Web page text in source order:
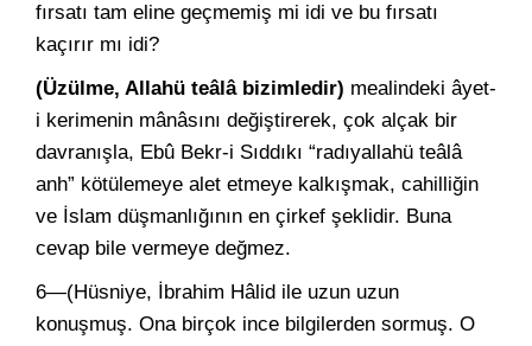
fırsatı tam eline geçmemiş mi idi ve bu fırsatı
kaçırır mı idi?
(Üzülme, Allahü teâlâ bizimledir) mealindeki âyet-
i kerimenin mânâsını değiştirerek, çok alçak bir
davranışla, Ebû Bekr-i Sıddıkı “radıyallahü teâlâ
anh” kötülemeye alet etmeye kalkışmak, cahilliğin
ve İslam düşmanlığının en çirkef şeklidir. Buna
cevap bile vermeye değmez.
6—(Hüsniye, İbrahim Hâlid ile uzun uzun
konuşmuş. Ona birçok ince bilgilerden sormuş. O